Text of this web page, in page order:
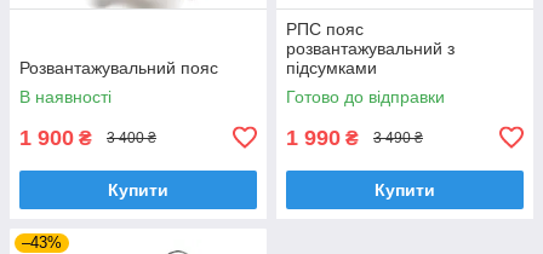
Розвантажувальний пояс
В наявності
1 900 ₴ 3 400 ₴
Купити
РПС пояс
розвантажувальний з
підсумками
Готово до відправки
1 990 ₴ 3 490 ₴
Купити
–43%